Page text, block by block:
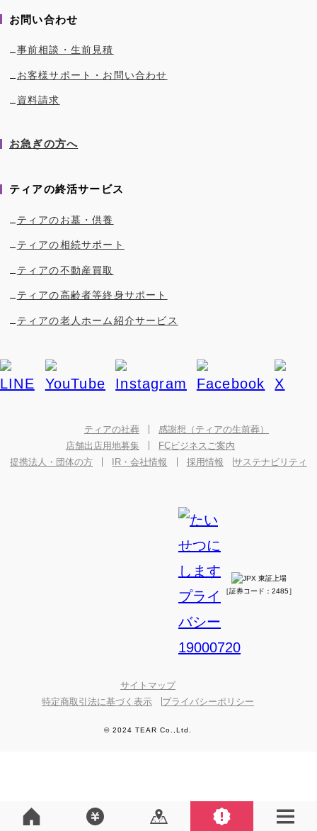
お問い合わせ
事前相談・生前見積
お客様サポート・お問い合わせ
資料請求
お急ぎの方へ
ティアの終活サービス
ティアのお墓・供養
ティアの相続サポート
ティアの不動産買取
ティアの高齢者等終身サポート
ティアの老人ホーム紹介サービス
ティアの社葬
感謝想（ティアの生前葬）
店舗出店用地募集
FCビジネスご案内
提携法人・団体の方
IR・会社情報 採用情報 サステナビリティ
［証券コード：2485］
サイトマップ
特定商取引法に基づく表示
プライバシーポリシー
© 2024 TEAR Co.,Ltd.